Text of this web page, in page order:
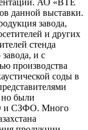
данной выставки.
завода,
и других
стенда
и с
производства
соды в
были
и СЗФО. Много